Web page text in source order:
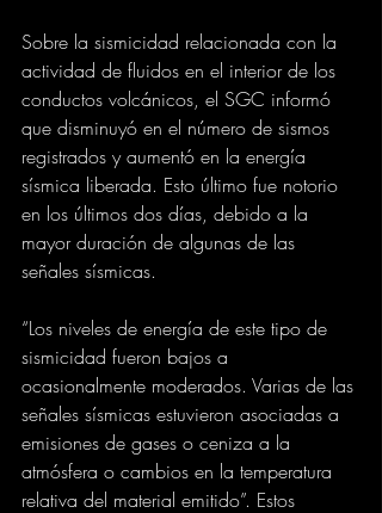
Sobre la sismicidad relacionada con la
actividad de fluidos en el interior de los
conductos volcánicos, el SGC informó
que disminuyó en el número de sismos
registrados y aumentó en la energía
sísmica liberada. Esto último fue notorio
en los últimos dos días, debido a la
mayor duración de algunas de las
señales sísmicas.
“Los niveles de energía de este tipo de
sismicidad fueron bajos a
ocasionalmente moderados. Varias de las
señales sísmicas estuvieron asociadas a
emisiones de gases o ceniza a la
atmósfera o cambios en la temperatura
relativa del material emitido”. Estos